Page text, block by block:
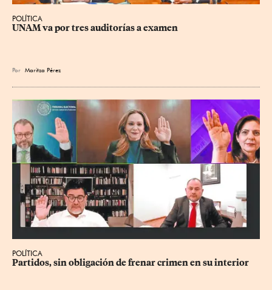
POLÍTICA
UNAM va por tres auditorías a examen
Por Maritza Pérez
POLÍTICA
Partidos, sin obligación de frenar crimen en su interior